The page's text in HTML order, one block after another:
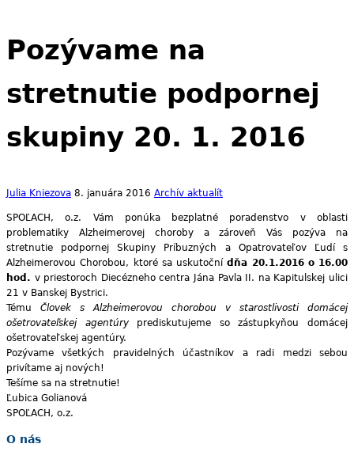
Pozývame na
stretnutie podpornej
skupiny 20. 1. 2016
Julia Kniezova 8. januára 2016 Archív aktualít
SPOĽACH, o.z. Vám ponúka bezplatné poradenstvo v oblasti
problematiky Alzheimerovej choroby a zároveň Vás pozýva na
stretnutie podpornej Skupiny Príbuzných a Opatrovateľov Ľudí s
Alzheimerovou Chorobou, ktoré sa uskutočnídňa 20.1.2016 o 16.00
hod. v priestoroch Diecézneho centra Jána Pavla II. na Kapitulskej ulici
21 v Banskej Bystrici.
Tému Človek s Alzheimerovou chorobou v starostlivosti domácej
ošetrovateľskej agentúryprediskutujeme so zástupkyňou domácej
ošetrovateľskej agentúry.
Pozývame všetkých pravidelných účastníkov a radi medzi sebou
privítame aj nových!
Tešíme sa na stretnutie!
Ľubica Golianová
SPOĽACH, o.z.
O nás